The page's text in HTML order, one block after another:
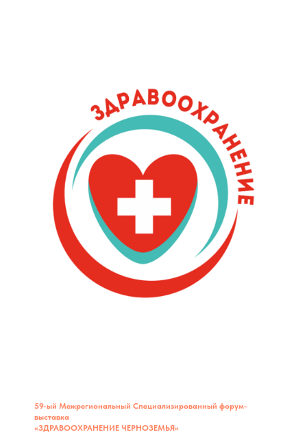
59-ый Межрегиональный Специализированный форум-
выставка
«ЗДРАВООХРАНЕНИЕ ЧЕРНОЗЕМЬЯ»